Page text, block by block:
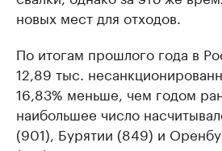
новых мест для отходов.
По итогам прошлого года в
12,89 тыс.
16,83% меньше, чем годом
наибольшее число
(901), Бурятии (849) и